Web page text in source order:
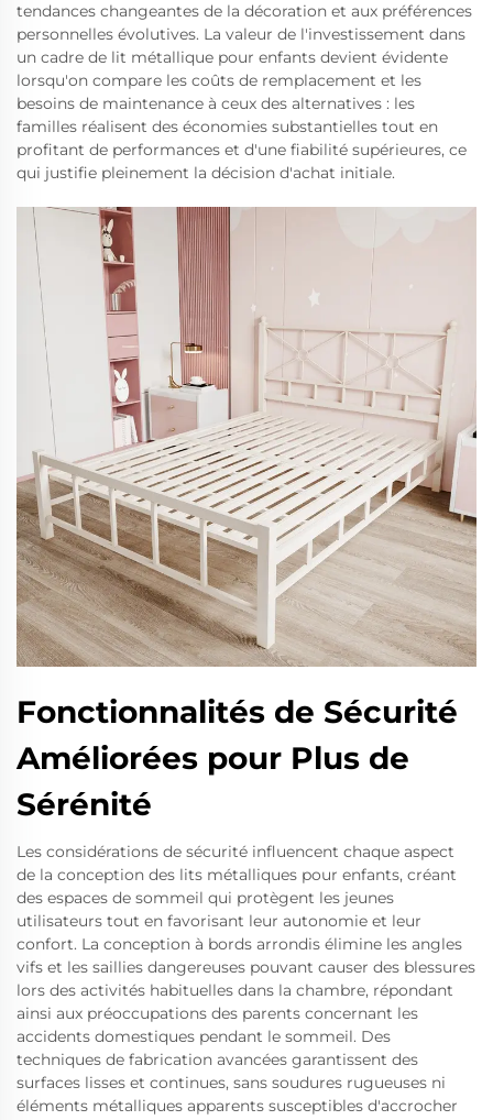
tendances changeantes de la décoration et aux préférences
personnelles évolutives. La valeur de l'investissement dans
un cadre de lit métallique pour enfants devient évidente
lorsqu'on compare les coûts de remplacement et les
besoins de maintenance à ceux des alternatives : les
familles réalisent des économies substantielles tout en
profitant de performances et d'une fiabilité supérieures, ce
qui justifie pleinement la décision d'achat initiale.
Fonctionnalités de Sécurité
Améliorées pour Plus de
Sérénité
Les considérations de sécurité influencent chaque aspect
de la conception des lits métalliques pour enfants, créant
des espaces de sommeil qui protègent les jeunes
utilisateurs tout en favorisant leur autonomie et leur
confort. La conception à bords arrondis élimine les angles
vifs et les saillies dangereuses pouvant causer des blessures
lors des activités habituelles dans la chambre, répondant
ainsi aux préoccupations des parents concernant les
accidents domestiques pendant le sommeil. Des
techniques de fabrication avancées garantissent des
surfaces lisses et continues, sans soudures rugueuses ni
éléments métalliques apparents susceptibles d'accrocher